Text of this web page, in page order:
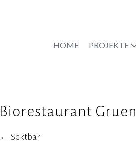
HOME PROJEKTE
Biorestaurant Gruen
Posts
← Sektbar